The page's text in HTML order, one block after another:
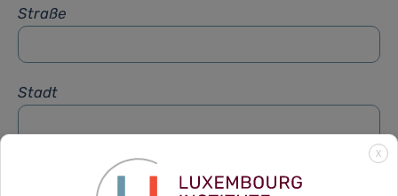
Straße
Stadt
X